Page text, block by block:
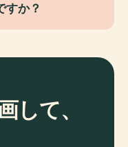
すか？
して、